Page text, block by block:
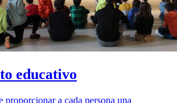
educativo
proporcionar a cada persona una